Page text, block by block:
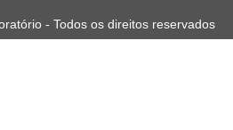
- Todos os direitos reservados